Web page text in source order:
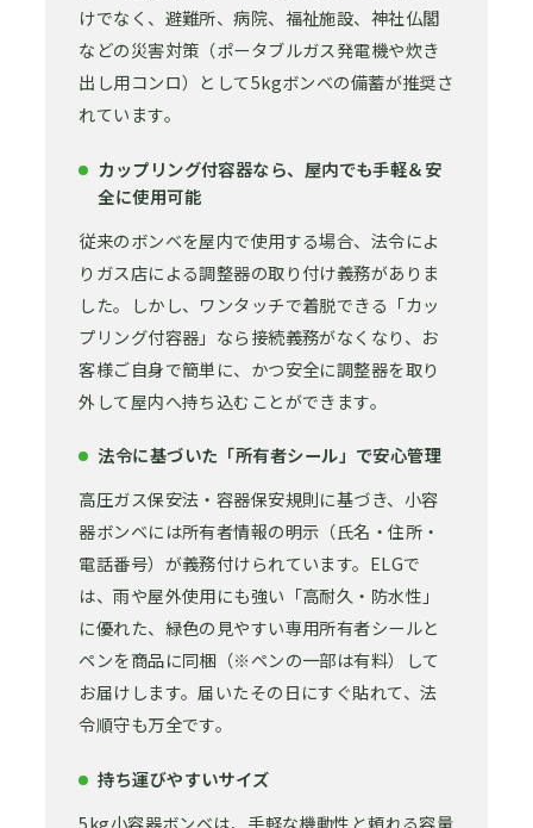
けでなく、避難所、病院、福祉施設、神社仏閣
などの災害対策（ポータブルガス発電機や炊き
出し用コンロ）として5kgボンベの備蓄が推奨さ
れています。
カップリング付容器なら、屋内でも手軽＆安
全に使用可能
従来のボンベを屋内で使用する場合、法令によ
りガス店による調整器の取り付け義務がありま
した。しかし、ワンタッチで着脱できる「カッ
プリング付容器」なら接続義務がなくなり、お
客様ご自身で簡単に、かつ安全に調整器を取り
外して屋内へ持ち込むことができます。
法令に基づいた「所有者シール」で安心管理
高圧ガス保安法・容器保安規則に基づき、小容
器ボンベには所有者情報の明示（氏名・住所・
電話番号）が義務付けられています。ELGで
は、雨や屋外使用にも強い「高耐久・防水性」
に優れた、緑色の見やすい専用所有者シールと
ペンを商品に同梱（※ペンの一部は有料）して
お届けします。届いたその日にすぐ貼れて、法
令順守も万全です。
持ち運びやすいサイズ
5kg小容器ボンベは、手軽な機動性と頼れる容量